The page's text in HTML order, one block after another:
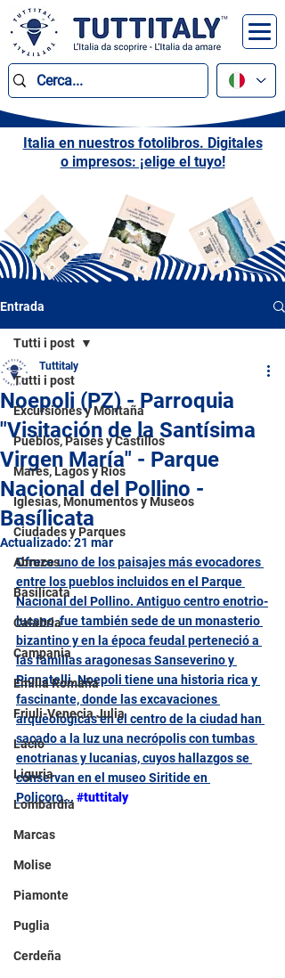
Italia en nuestros fotolibros. Digitales
o impresos: ¡elige el tuyo!
Entrada
Tutti i post
Excursiones y Montaña
Pueblos, Países y Castillos
Mares, Lagos y Ríos
Iglesias, Monumentos y Museos
Ciudades y Parques
Abruzos
Basilicata
Calabria
Campania
Emilia Romaña
Friuli-Venecia Julia
Lacio
Liguria
Lombardía
Marcas
Molise
Piamonte
Puglia
Cerdeña
Tutti i post
Noepoli (PZ) - Parroquia
"Visitación de la Santísima
Virgen María" - Parque
Nacional del Pollino -
Basílicata
Tuttitaly
Actualizado:21 mar
Ofrece uno de los paisajes más evocadores
entre los pueblos incluidos en el Parque
Nacional del Pollino. Antiguo centro enotrio-
lucano, fue también sede de un monasterio
bizantino y en la época feudal perteneció a
las familias aragonesas Sanseverino y
Pignatelli. Noepoli tiene una historia rica y
fascinante, donde las excavaciones
arqueológicas en el centro de la ciudad han
sacado a la luz una necrópolis con tumbas
enotrianas y lucanias, cuyos hallazgos se
conservan en el museo Siritide en
Policoro... #tuttitaly